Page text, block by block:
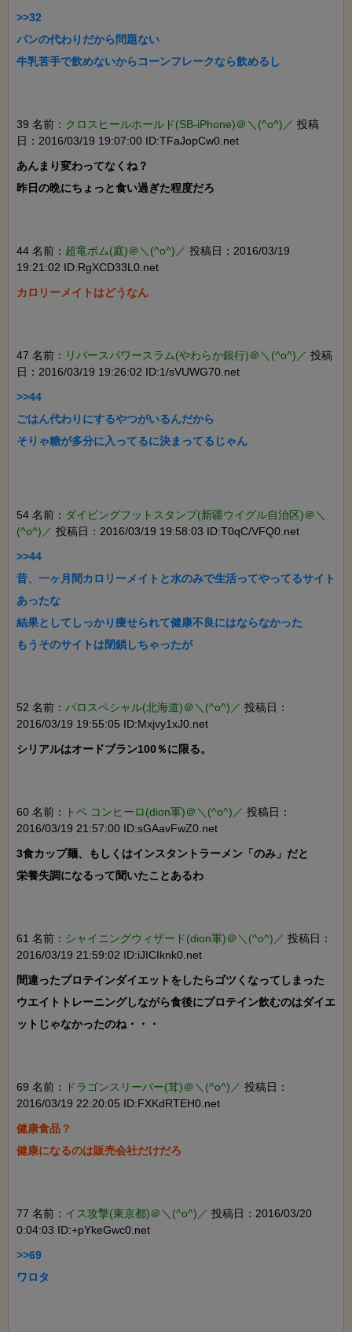
>>32
パンの代わりだから問題ない
牛乳苦手で飲めないからコーンフレークなら飲めるし
39 名前： クロスヒールホールド(SB-iPhone)＠＼(^o^)／ 投稿
日：2016/03/19 19:07:00 ID:TFaJopCw0.net
あんまり変わってなくね？
昨日の晩にちょっと食い過ぎた程度だろ
44 名前： 超竜ボム(庭)＠＼(^o^)／ 投稿日：2016/03/19
19:21:02 ID:RgXCD33L0.net
カロリーメイトはどうなん
47 名前： リバースパワースラム(やわらか銀行)＠＼(^o^)／ 投稿
日：2016/03/19 19:26:02 ID:1/sVUWG70.net
>>44
ごはん代わりにするやつがいるんだから
そりゃ糖が多分に入ってるに決まってるじゃん
54 名前： ダイビングフットスタンプ(新疆ウイグル自治区)＠＼
(^o^)／ 投稿日：2016/03/19 19:58:03 ID:T0qC/VFQ0.net
>>44
昔、一ヶ月間カロリーメイトと水のみで生活ってやってるサイト
あったな
結果としてしっかり痩せられて健康不良にはならなかった
もうそのサイトは閉鎖しちゃったが
52 名前： パロスペシャル(北海道)＠＼(^o^)／ 投稿日：
2016/03/19 19:55:05 ID:Mxjvy1xJ0.net
シリアルはオードブラン100％に限る。
60 名前： トペ コンヒーロ(dion軍)＠＼(^o^)／ 投稿日：
2016/03/19 21:57:00 ID:sGAavFwZ0.net
3食カップ麺、もしくはインスタントラーメン「のみ」だと
栄養失調になるって聞いたことあるわ
61 名前： シャイニングウィザード(dion軍)＠＼(^o^)／ 投稿日：
2016/03/19 21:59:02 ID:iJICIknk0.net
間違ったプロテインダイエットをしたらゴツくなってしまった
ウエイトトレーニングしながら食後にプロテイン飲むのはダイエ
ットじゃなかったのね・・・
69 名前： ドラゴンスリーパー(茸)＠＼(^o^)／ 投稿日：
2016/03/19 22:20:05 ID:FXKdRTEH0.net
健康食品？
健康になるのは販売会社だけだろ
77 名前： イス攻撃(東京都)＠＼(^o^)／ 投稿日：2016/03/20
0:04:03 ID:+pYkeGwc0.net
>>69
ワロタ